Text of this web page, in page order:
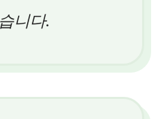
니다.